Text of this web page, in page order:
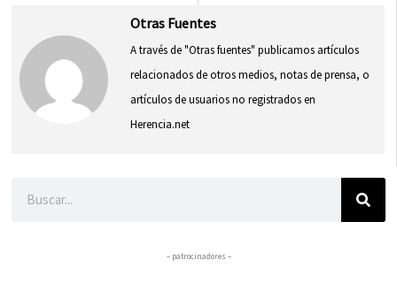
Otras Fuentes
A través de "Otras fuentes" publicamos artículos
relacionados de otros medios, notas de prensa, o
artículos de usuarios no registrados en
Herencia.net
– patrocinadores –